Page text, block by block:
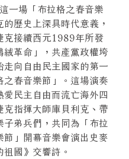
一場「布拉格之春音樂
歷史上深具時代意義，
克接續西元1989年所發
絨革命」，共產黨政權垮
走向自由民主國家的第一
之春音樂節」。這場演奏
愛民主自由而流亡海外四
克指揮大師庫貝利克、帶
子弟兵們，共同為「布拉
節」開幕音樂會演出史麥
國》交響詩。